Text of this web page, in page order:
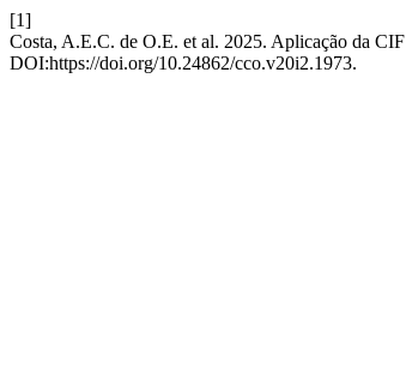
[1]
Costa, A.E.C. de O.E. et al. 2025. Aplicação da
DOI:https://doi.org/10.24862/cco.v20i2.1973.